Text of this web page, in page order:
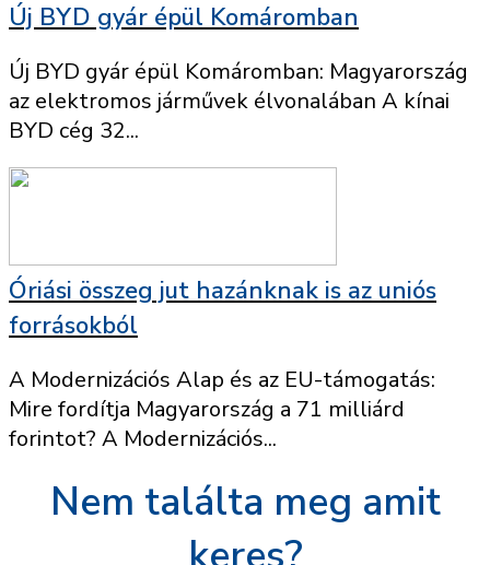
Új BYD gyár épül Komáromban
Új BYD gyár épül Komáromban: Magyarország
az elektromos járművek élvonalában A kínai
BYD cég 32...
Óriási összeg jut hazánknak is az uniós
forrásokból
A Modernizációs Alap és az EU-támogatás:
Mire fordítja Magyarország a 71 milliárd
forintot? A Modernizációs...
Nem találta meg amit